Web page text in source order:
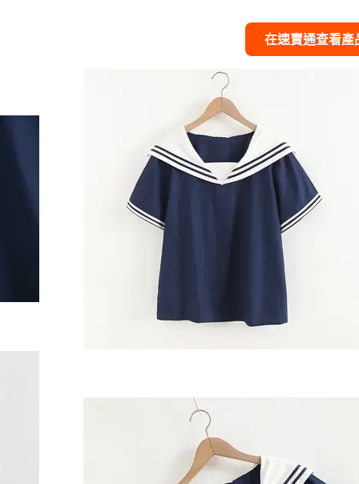
在速賣通查看產